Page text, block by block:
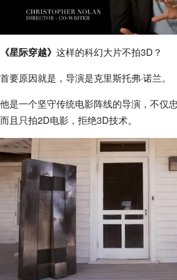
《星际穿越》 这样的科幻大片不拍3D？
首要原因就是，导演是克里斯托弗·诺兰。
他是一个坚守传统电影阵线的导演，不仅
而且只拍2D电影，拒绝3D技术。